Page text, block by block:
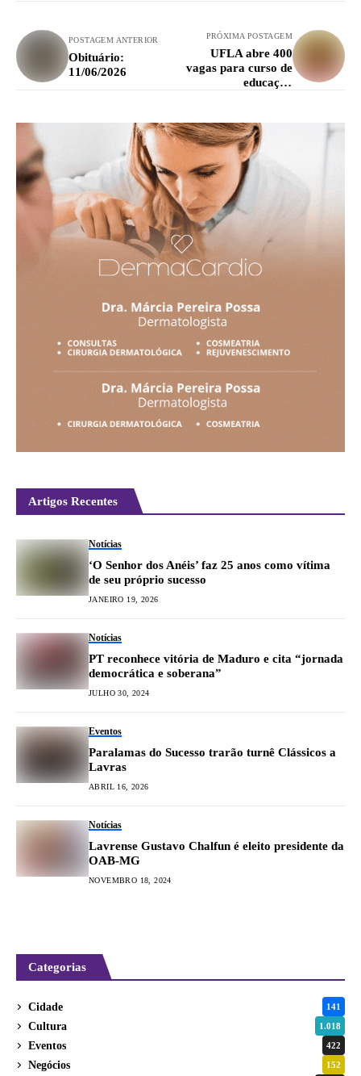
POSTAGEM ANTERIOR
Obituário:
11/06/2026
PRÓXIMA POSTAGEM
UFLA abre 400
vagas para curso de
educação
Artigos Recentes
Notícias
‘O Senhor dos Anéis’ faz 25 anos como vítima
de seu próprio sucesso
JANEIRO 19, 2026
Notícias
PT reconhece vitória de Maduro e cita “jornada
democrática e soberana”
JULHO 30, 2024
Eventos
Paralamas do Sucesso trarão turnê Clássicos a
Lavras
ABRIL 16, 2026
Notícias
Lavrense Gustavo Chalfun é eleito presidente da
OAB-MG
NOVEMBRO 18, 2024
Categorias
Cidade 141
Cultura 1.018
Eventos 422
Negócios 152